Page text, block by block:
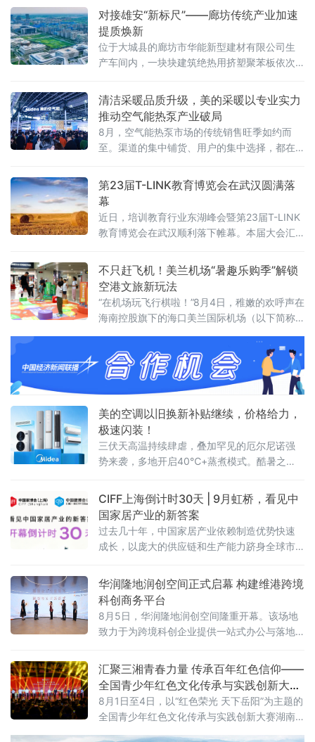
对接雄安“新标尺”——廊坊传统产业加速
提质焕新
位于大城县的廊坊市华能新型建材有限公司生
产车间内，一块块建筑绝热用挤塑聚苯板依次
集采目录的保温建材企业，华能公司已有挤塑
制品、模塑制品等5款产品稳定供应雄安新区，
五年来销量年均增长20%以上。
清洁采暖品质升级，美的采暖以专业实力
推动空气能热泵产业破局
8月，空气能热泵市场的传统销售旺季如约而
至。渠道的集中铺货、用户的集中选择，都在
暖接连推出美的真暖MAX空气能中央空调、美
的雪焰MAX空气能中央空调两款新品，引发市
场热议。
第23届T-LINK教育博览会在武汉圆满落
幕
近日，培训教育行业东湖峰会暨第23届T-LINK
教育博览会在武汉顺利落下帷幕。本届大会汇
来自全国各地的千余名教育领域管理者、创业
者齐聚江城，围绕“AI赋能下民办教育培训行业
的创新与发展”这一核心主题展开深度交流与思
想碰撞。
不只赶飞机！美兰机场“暑趣乐购季”解锁
空港文旅新玩法
“在机场玩飞行棋啦！”8月4日，稚嫩的欢呼声在
海南控股旗下的海口美兰国际机场（以下简称
纷驻足，只见一个小男孩兴奋地跳了起来。
美的空调以旧换新补贴继续，价格给力，
极速闪装！
三伏天高温持续肆虐，叠加罕见的厄尔尼诺强
势来袭，多地开启40℃+蒸煮模式。酷暑之
冷乏力、能耗偏高，还存在诸多安全隐患，严
重影响居家清凉体验。
CIFF上海倒计时30天 | 9月虹桥，看见中
国家居产业的新答案
过去几十年，中国家居产业依赖制造优势快速
成长，以庞大的供应链和生产能力跻身全球市
消费需求分化、渠道模式重构、全球市场重新
布局。企业需要回答的问题从“能不能造出来”转
向“能不能形成品牌、能不能走向全球、能不能
持续增长”。
华润隆地润创空间正式启幕 构建维港跨境
科创商务平台
8月5日，华润隆地润创空间隆重开幕。该场地
致力于为跨境科创企业提供一站式办公与落地
地政策咨询、商务社群链接等多元服务，搭建
维港畔高质量跨境科创商务生态。3
汇聚三湘青春力量 传承百年红色信仰——
全国青少年红色文化传承与实践创新大赛
湖南省赛在岳阳举办
8月1日至4日，以“红色荣光 天下岳阳”为主题的
全国青少年红色文化传承与实践创新大赛湖南